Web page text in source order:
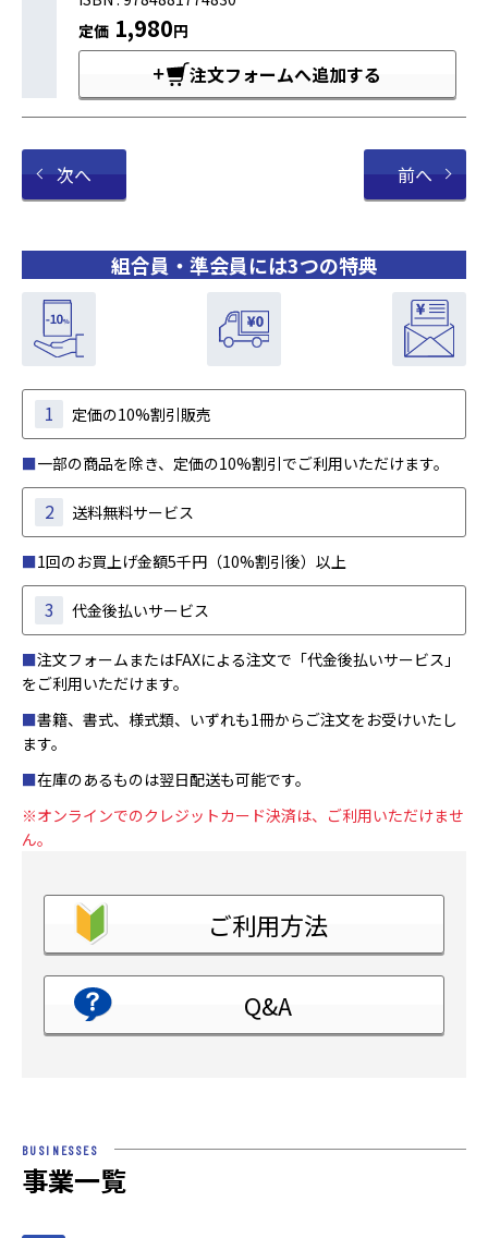
組合員・準会員には3つの特典
1 定価の10%割引販売
■一部の商品を除き、定価の10%割引でご利用いただけます。
2 送料無料サービス
■1回のお買上げ金額5千円（10%割引後）以上
3 代金後払いサービス
■注文フォームまたはFAXによる注文で「代金後払いサービス」
をご利用いただけます。
■書籍、書式、様式類、いずれも1冊からご注文をお受けいたし
ます。
■在庫のあるものは翌日配送も可能です。
※オンラインでのクレジットカード決済は、ご利用いただけませ
ん。
ご利用方法
Q&A
定価 1,980円
注文フォームへ追加する
次へ 前へ
BUSINESSES
事業一覧